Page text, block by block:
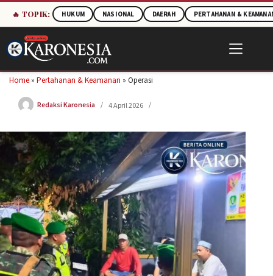
🔥 TOPIK: HUKUM NASIONAL DAERAH PERTAHANAN &
to
content
Home » Pertahanan & Keamanan » Operasi
Redaksi Karonesia 4 April 2026